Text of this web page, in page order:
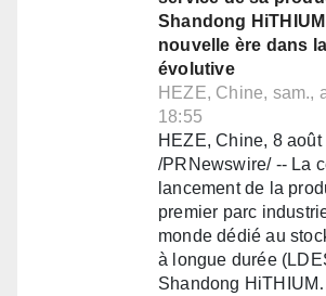
Shandong
nouvelle ère dans
évolutive
HEZE, Chine, sam.,
18:55
HEZE, Chine, 8 août
/PRNewswire/ -- La
lancement de la
premier parc
monde dédié au
à longue durée
Shandong